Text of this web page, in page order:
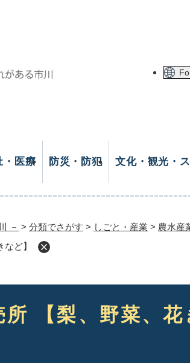
・医療 防災・防犯 文化・観光・
－ > 分類でさがす > しごと・産業 > 農水産
ど】
【梨、野菜、花